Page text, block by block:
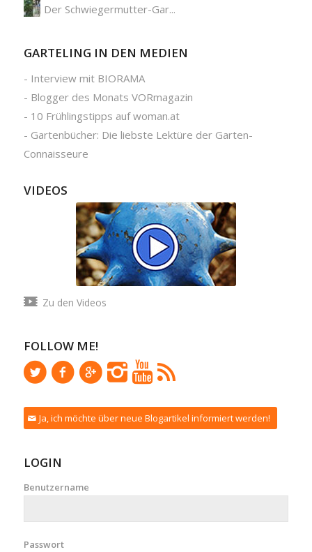
Der Schwiegermutter-Gar...
GARTELING IN DEN MEDIEN
- Interview mit BIORAMA
- Blogger des Monats VORmagazin
- 10 Frühlingstipps auf woman.at
- Gartenbücher: Die liebste Lektüre der Garten-
Connaisseure
VIDEOS
Zu den Videos
FOLLOW ME!
Ja, ich möchte über neue Blogartikel informiert werden!
LOGIN
Benutzername
Passwort